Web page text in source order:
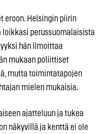
eroon. Helsingin piirin
loikkasi perussuomalaisista
hän ilmoittaa
mukaan poliittiset
mutta toimintatapojen
mielen mukaisia.
ajatteluun ja tukea
näkyvillä ja kenttä ei ole